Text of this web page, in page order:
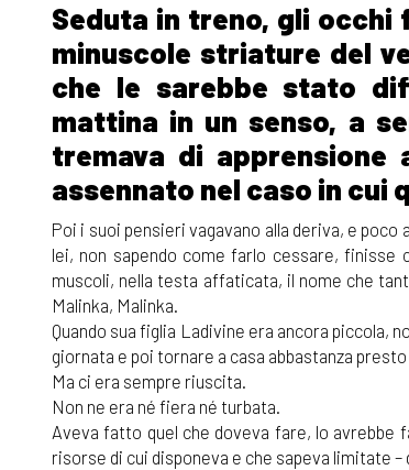
Seduta in treno, gli occhi
minuscole striature del
che le sarebbe stato
mattina in un senso, a
tremava di apprensione
assennato nel caso in cui
Poi i suoi pensieri vagavano alla deriva, e
lei, non sapendo come farlo cessare,
muscoli, nella testa affaticata, il nome che
Malinka, Malinka.
Quando sua figlia Ladivine era ancora piccola,
giornata e poi tornare a casa abbastanza
Ma ci era sempre riuscita.
Non ne era né fiera né turbata.
Aveva fatto quel che doveva fare, lo avrebbe
risorse di cui disponeva e che sapeva limitate –